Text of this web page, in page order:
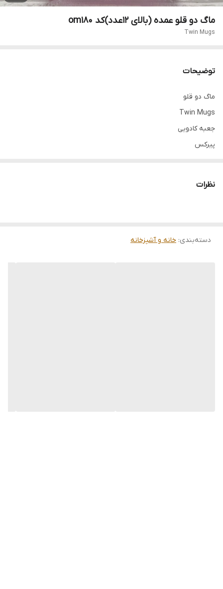
ماگ دو قلو عمده (بالای ۱۲عدد)کد om180
Twin Mugs
توضیحات
ماگ دو قلو
Twin Mugs
جعبه کادویی
پیرکس
نظرات
دسته‌بندی: خانه و آشپزخانه